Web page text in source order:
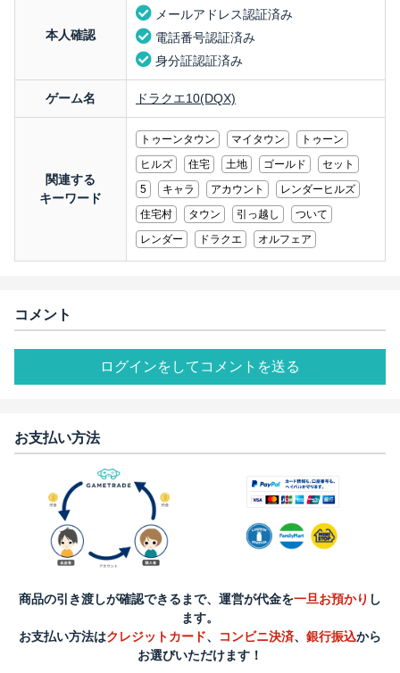
本人確認
メールアドレス認証済み
電話番号認証済み
身分証認証済み
ゲーム名 ドラクエ10(DQX)
関連する
キーワード
トゥーンタウン マイタウン
トゥーン
ヒルズ
住宅 土地 ゴールド
セット
5
キャラ アカウント
レンダーヒルズ
住宅村
タウン 引っ越し
ついて
レンダー
ドラクエ オルフェア
コメント
ログインをしてコメントを送る
お支払い方法
商品の引き渡しが確認できるまで、運営が代金を一旦お預かり し
ます。
お支払い方法はクレジットカード、 コンビニ決済、 銀行振込から
お選びいただけます！